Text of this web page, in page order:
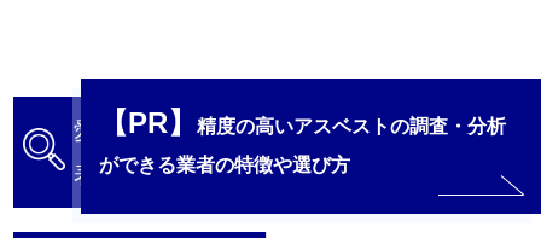
愛知県のアスベスト調査・分析業者比較
表
【PR】精度の高いアスベストの調査・分析
ができる業者の特徴や選び方